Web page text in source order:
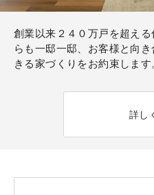
創業以来２４０万戸を超え
らも一邸一邸、お客様と向
きる家づくりをお約束します
詳し